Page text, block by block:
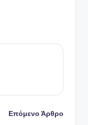
Επόμενο Άρθρο